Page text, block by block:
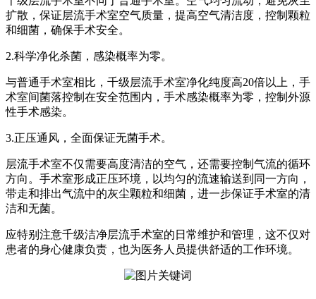
扩散，保证层流手术室空气质量，提高空气清洁度，控制颗粒
和细菌，确保手术安全。
2.科学净化杀菌，感染概率为零。
与普通手术室相比，千级层流手术室净化纯度高20倍以上，手
术室间菌落控制在安全范围内，手术感染概率为零，控制外源
性手术感染。
3.正压通风，全面保证无菌手术。
层流手术室不仅需要高度清洁的空气，还需要控制气流的循环
方向。手术室形成正压环境，以均匀的流速输送到同一方向，
带走和排出气流中的灰尘颗粒和细菌，进一步保证手术室的清
洁和无菌。
应特别注意千级洁净层流手术室的日常维护和管理，这不仅对
患者的身心健康负责，也为医务人员提供舒适的工作环境。